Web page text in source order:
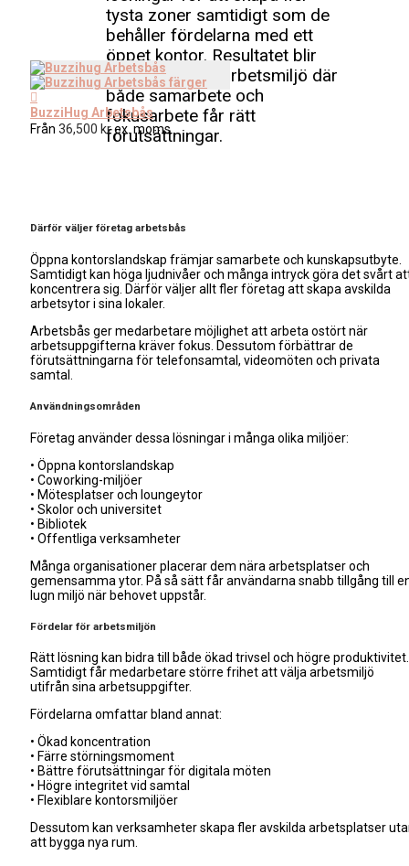
tysta zoner samtidigt som de
behåller fördelarna med ett
öppet kontor. Resultatet blir
en mer flexibel arbetsmiljö där
både samarbete och
fokusarbete får rätt
förutsättningar.
BuzziHug Arbetsbås
Från 36,500 krex. moms
Därför väljer företag arbetsbås
Öppna kontorslandskap främjar samarbete och kunskapsutbyte.
Samtidigt kan höga ljudnivåer och många intryck göra det svårt
koncentrera sig. Därför väljer allt fler företag att skapa avskilda
arbetsytor i sina lokaler.
Arbetsbås ger medarbetare möjlighet att arbeta ostört när
arbetsuppgifterna kräver fokus. Dessutom förbättrar de
förutsättningarna för telefonsamtal, videomöten och privata
samtal.
Användningsområden
Företag använder dessa lösningar i många olika miljöer:
• Öppna kontorslandskap
• Coworking-miljöer
• Mötesplatser och loungeytor
• Skolor och universitet
• Bibliotek
• Offentliga verksamheter
Många organisationer placerar dem nära arbetsplatser och
gemensamma ytor. På så sätt får användarna snabb tillgång till
lugn miljö när behovet uppstår.
Fördelar för arbetsmiljön
Rätt lösning kan bidra till både ökad trivsel och högre produktivitet.
Samtidigt får medarbetare större frihet att välja arbetsmiljö
utifrån sina arbetsuppgifter.
Fördelarna omfattar bland annat:
• Ökad koncentration
• Färre störningsmoment
• Bättre förutsättningar för digitala möten
• Högre integritet vid samtal
• Flexiblare kontorsmiljöer
Dessutom kan verksamheter skapa fler avskilda arbetsplatser
att bygga nya rum.